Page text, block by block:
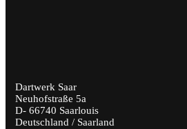
Dartwerk Saar
Neuhofstraße 5a
D- 66740 Saarlouis
Deutschland / Saarland